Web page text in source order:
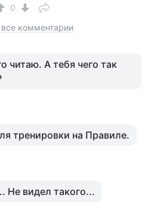
0
все комментарии
читаю. А тебя чего так
тренировки на Правиле.
Не видел такого...